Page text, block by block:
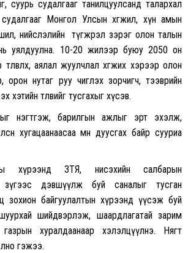
суурь судалгааг танилцуулсанд талархал
Монгол Улсын хөгжил, хүн амын
нийслэлийн түгжрэл зэрэг олон талын
уялдуулна. 10-20 жилээр буюу 2050 он
төлөвлөх, аялал жуулчлал хөгжих хэрээр олон
орон нутаг руу чиглэх зорчигч, тээврийн
хэтийн төлөвийг тусгахыг хүсэв.
нэгтгэж, барилгын ажлыг эрт эхэлж,
хугацаанаасаа өмнө дуусгах байр сууриа
хүрээнд ЗТЯ, нисэхийн салбарын
зүгээс дэвшүүлж буй саналыг тусган
зохион байгуулалтын хүрээнд үүсэж буй
шийдвэрлэж, шаардлагатай зарим
хуралдаанаар хэлэлцүүлнэ. Нягт
гэжээ.